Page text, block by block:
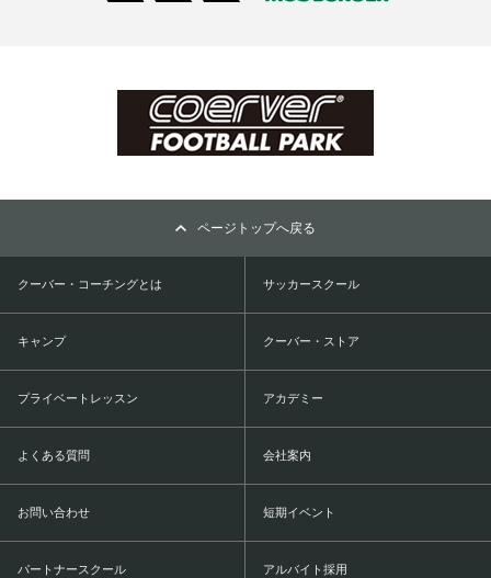
ページトップへ戻る
クーバー・コーチングとは サッカースクール
キャンプ クーバー・ストア
プライベートレッスン アカデミー
よくある質問 会社案内
お問い合わせ 短期イベント
パートナースクール アルバイト採用